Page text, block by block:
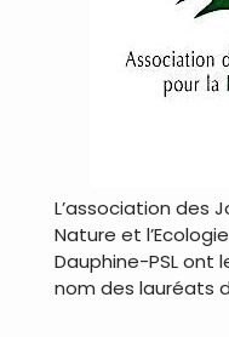
L’association des
Nature et
Dauphine-PSL ont
nom des lauréats